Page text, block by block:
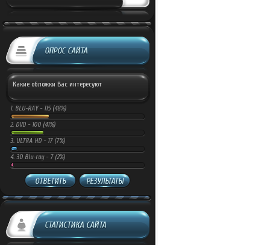
ОПРОС САЙТА
Какие обложки Вас интересуют
1. BLU-RAY - 115 (48%)
2. DVD - 100 (41%)
3. ULTRA HD - 17 (7%)
4. 3D Blu-ray - 7 (2%)
ОТВЕТИТЬ РЕЗУЛЬТАТЫ
СТАТИСТИКА САЙТА